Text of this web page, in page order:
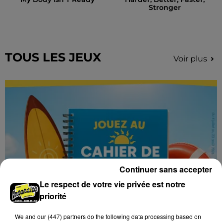
Stronger
TOUS LES JEUX Voir plus
Le respect de votre vie privée est notre
priorité
We and our (447) partnersdo the following data processing based on
Continuer sans accepter